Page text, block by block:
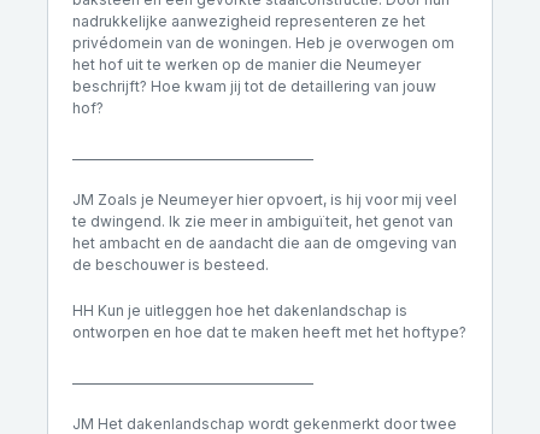
nadrukkelijke aanwezigheid representeren ze het
privédomein van de woningen. Heb je overwogen om
het hof uit te werken op de manier die Neumeyer
beschrijft? Hoe kwam jij tot de detaillering van jouw
hof?
JM Zoals je Neumeyer hier opvoert, is hij voor mij veel
te dwingend. Ik zie meer in ambiguïteit, het genot van
het ambacht en de aandacht die aan de omgeving van
de beschouwer is besteed.
HH Kun je uitleggen hoe het dakenlandschap is
ontworpen en hoe dat te maken heeft met het hoftype?
JM Het dakenlandschap wordt gekenmerkt door twee